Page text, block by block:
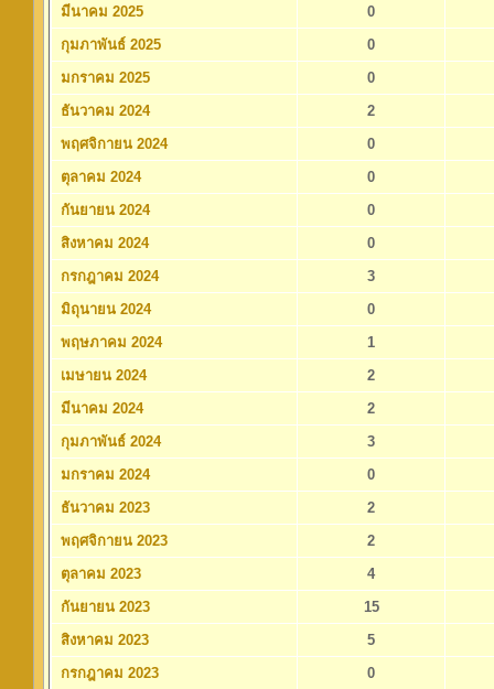
มีนาคม 2025
0
กุมภาพันธ์ 2025
0
มกราคม 2025
0
ธันวาคม 2024
2
พฤศจิกายน 2024
0
ตุลาคม 2024
0
กันยายน 2024
0
สิงหาคม 2024
0
กรกฎาคม 2024
3
มิถุนายน 2024
0
พฤษภาคม 2024
1
เมษายน 2024
2
มีนาคม 2024
2
กุมภาพันธ์ 2024
3
มกราคม 2024
0
ธันวาคม 2023
2
พฤศจิกายน 2023
2
ตุลาคม 2023
4
กันยายน 2023
15
สิงหาคม 2023
5
กรกฎาคม 2023
0